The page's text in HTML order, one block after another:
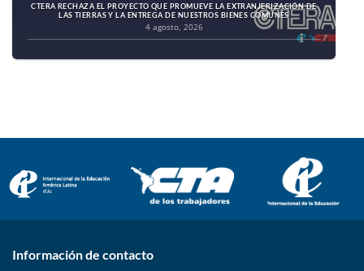
CTERA RECHAZA EL PROYECTO QUE PROMUEVE LA EXTRANJERIZACIÓN DE
LAS TIERRAS Y LA ENTREGA DE NUESTROS BIENES COMUNES
4 agosto, 2026
Información de contacto